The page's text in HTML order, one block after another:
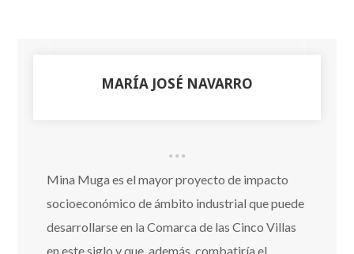
MARÍA JOSÉ NAVARRO
Mina Muga es el mayor proyecto de impacto
socioeconómico de ámbito industrial que puede
desarrollarse en la Comarca de las Cinco Villas
en este siglo y que, además, combatiría el